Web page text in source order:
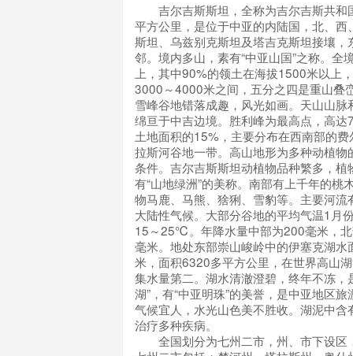
吉尔吉斯斯坦，全称为吉尔吉斯共和
平方公里，是位于中亚的内陆国，北、西
斯坦、乌兹别克斯坦及塔吉克斯坦接壤，
邻。境内多山，素有“中亚山国”之称。全
上，其中90%的领土在海拔1500米以上
3000～4000米之间，五分之四是重山叠
雪峰谷地错落成趣，风光如画。天山山脉
绵亘于中吉边境。胜利峰为最高点，高
土地面积的15%，主要分布在西南部的
拉斯河谷地一带。高山地形为多种动植物
条件。吉尔吉斯斯坦动植物品种繁多，
有“山地绿洲”的美称。南部有上千年的桃
物马鹿、马熊、猞猁、雪豹等。主要河流
大陆性气候。大部分谷地的平均气温1
15～25℃。年降水量中部为200毫米，
毫米。地处东部崇山峻岭中的伊塞克湖
米，面积6320多平方公里，在世界高山
集水量第二。湖水清澈澄碧，终年不冻，
湖”，有“中亚明珠”的美誉，是中亚地区
气候宜人，水光山色美不胜收。湖泥中含
治疗多种疾病。
全国划分为七州二市，州、市下设区